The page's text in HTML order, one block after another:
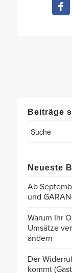
Beiträge
Neueste
Ab
und
Warum Ihr
Umsätze
ändern
Der
kommt